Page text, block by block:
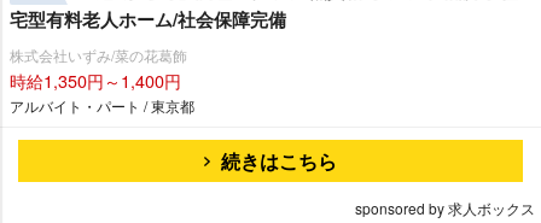
宅型有料老人ホーム/社会保障完備
株式会社いずみ/菜の花葛飾
時給1,350円～1,400円
アルバイト・パート / 東京都
続きはこちら
sponsored by 求人ボックス